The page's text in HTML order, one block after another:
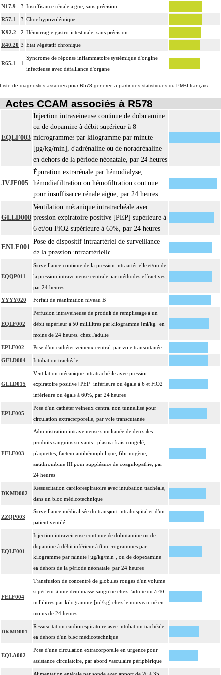
N17.9 3 Insuffisance rénale aiguë, sans précision
R57.1 3 Choc hypovolémique
K92.2 2 Hémorragie gastro-intestinale, sans précision
R40.20 3 État végétatif chronique
R65.1 1
Syndrome de réponse inflammatoire systémique d'origine
infectieuse avec défaillance d'organe
Liste de diagnostics associés pour R578 générée à partir des statistiques du PMSI français
Actes CCAM associés à R578
EQLF003
Injection intraveineuse continue de dobutamine
ou de dopamine à débit supérieur à 8
microgrammes par kilogramme par minute
[µg/kg/min], d'adrénaline ou de noradrénaline
en dehors de la période néonatale, par 24 heures
JVJF005
Épuration extrarénale par hémodialyse,
hémodiafiltration ou hémofiltration continue
pour insuffisance rénale aigüe, par 24 heures
GLLD008
Ventilation mécanique intratrachéale avec
pression expiratoire positive [PEP] supérieure à
6 et/ou FiO2 supérieure à 60%, par 24 heures
ENLF001
Pose de dispositif intraartériel de surveillance
de la pression intraartérielle
EQQP011
Surveillance continue de la pression intraartérielle et/ou de
la pression intraveineuse centrale par méthodes effractives,
par 24 heures
YYYY020 Forfait de réanimation niveau B
EQLF002
Perfusion intraveineuse de produit de remplissage à un
débit supérieur à 50 millilitres par kilogramme [ml/kg] en
moins de 24 heures, chez l'adulte
EPLF002 Pose d'un cathéter veineux central, par voie transcutanée
GELD004 Intubation trachéale
GLLD015
Ventilation mécanique intratrachéale avec pression
expiratoire positive [PEP] inférieure ou égale à 6 et FiO2
inférieure ou égale à 60%, par 24 heures
EPLF005
Pose d'un cathéter veineux central non tunnellisé pour
circulation extracorporelle, par voie transcutanée
FELF003
Administration intraveineuse simultanée de deux des
produits sanguins suivants : plasma frais congelé,
plaquettes, facteur antihémophilique, fibrinogène,
antithrombine III pour suppléance de coagulopathie, par
24 heures
DKMD002
Ressuscitation cardiorespiratoire avec intubation trachéale,
dans un bloc médicotechnique
ZZQP003
Surveillance médicalisée du transport intrahospitalier d'un
patient ventilé
EQLF001
Injection intraveineuse continue de dobutamine ou de
dopamine à débit inférieur à 8 microgrammes par
kilogramme par minute [µg/kg/min], ou de dopexamine
en dehors de la période néonatale, par 24 heures
FELF004
Transfusion de concentré de globules rouges d'un volume
supérieur à une demimasse sanguine chez l'adulte ou à 40
millilitres par kilogramme [ml/kg] chez le nouveau-né en
moins de 24 heures
DKMD001
Ressuscitation cardiorespiratoire avec intubation trachéale,
en dehors d'un bloc médicotechnique
EQLA002
Pose d'une circulation extracorporelle en urgence pour
assistance circulatoire, par abord vasculaire périphérique
Alimentation entérale par sonde avec apport de 20 à 35